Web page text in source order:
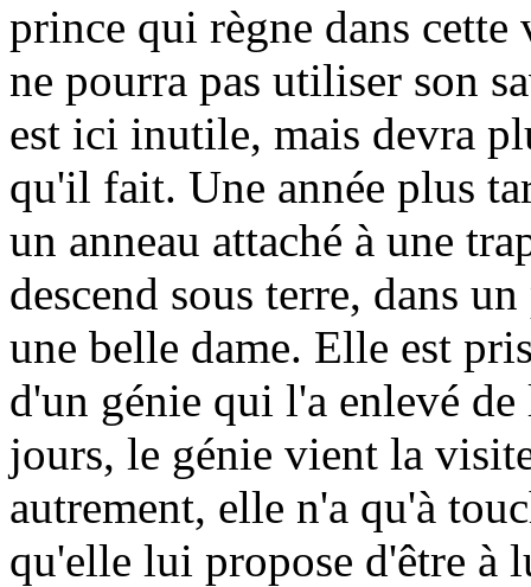
prince qui règne dans
ne pourra pas utiliser son
est ici inutile, mais devra
qu'il fait. Une année plus
un anneau attaché à une
descend sous terre, dans
une belle dame. Elle est
d'un génie qui l'a enlevé
jours, le génie vient la
autrement, elle n'a qu'à
qu'elle lui propose d'être à